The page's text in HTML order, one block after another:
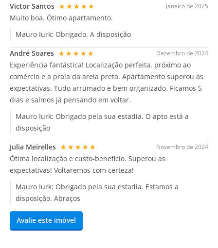
Janeiro de 2025
Victor Santos ★★★★★
Muito boa. Ótimo apartamento.
Mauro Iurk: Obrigado. A disposição
Dezembro de 2024
André Soares ★★★★★
Experiência fantástica! Localização perfeita, próximo ao
comércio e a praia da areia preta. Apartamento superou as
expectativas. Tudo arrumado e bem organizado. Ficamos 5
dias e saímos já pensando em voltar.
Mauro Iurk: Obrigado pela sua estadia. O apto está a
disposição
Novembro de 2024
Julia Meirelles ★★★★★
Ótima localização e custo-beneficio. Superou as
expectativas! Voltaremos com certeza!
Mauro Iurk: Obrigado pela sua estadia. Estamos a
disposição. Abraços
Avalie este imóvel